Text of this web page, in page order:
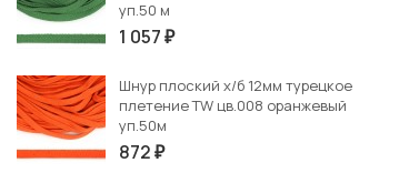
уп.50 м
1 057 ₽
Шнур плоский х/б 12мм турецкое
плетение TW цв.008 оранжевый
уп.50м
872 ₽